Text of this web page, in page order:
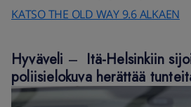
KATSO THE OLD WAY 9.6 ALKAEN
Hyväveli – Itä-Helsinkiin
poliisielokuva herättää